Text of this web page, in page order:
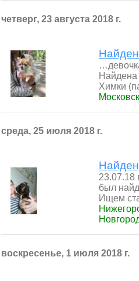
четверг, 23 августа 2018 г.
Найдена
Химки
среда, 25 июля 2018 г.
Найден
23.07.18
был
Ищем
воскресенье, 1 июля 2018 г.